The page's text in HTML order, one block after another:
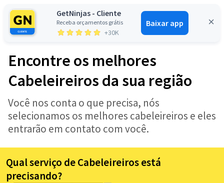
GetNinjas - Cliente
Receba orçamentos grátis
+30K
Baixar app
Entrar
Encontre os melhores
Cabeleireiros da sua região
Você nos conta o que precisa, nós
selecionamos os melhores cabeleireiros e eles
entrarão em contato com você.
Qual serviço de Cabeleireiros está
precisando?